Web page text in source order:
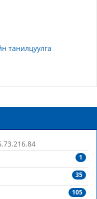
танилцуулга
1
35
105